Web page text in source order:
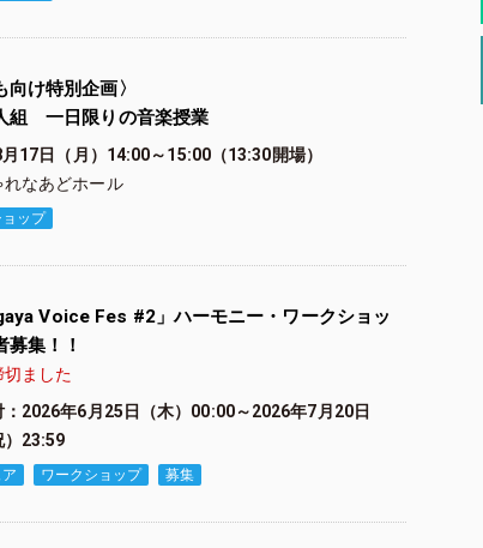
向け特別企画〉
組 一日限りの音楽授業
17日（月）14:00～15:00（13:30開場）
れなあどホール
ップ
Voice Fes #2」ハーモニー・ワークショッ
募集！！
ました
：2026年6月25日（木）00:00～2026年7月20日
）23:59
ワークショップ 募集